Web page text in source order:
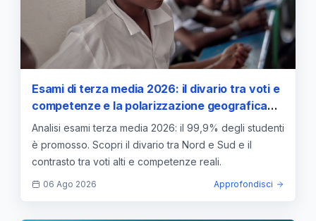
Esami di terza media 2026: il divario tra voti e
competenze e la polarizzazione geografica
dei risultati
Analisi esami terza media 2026: il 99,9% degli studenti
è promosso. Scopri il divario tra Nord e Sud e il
contrasto tra voti alti e competenze reali.
06 Ago 2026 Approfondisci